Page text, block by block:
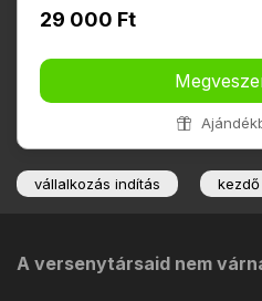
29 000 Ft
vállalkozás indítás
A versenytársaid nem